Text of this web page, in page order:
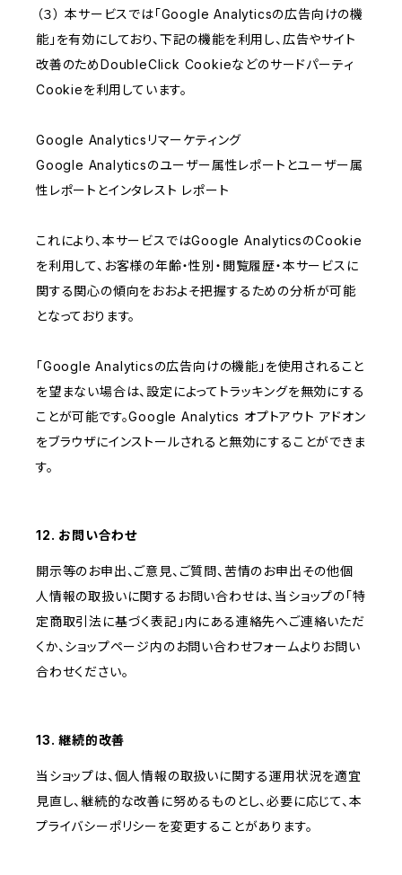
（３） 本サービスでは「Google Analyticsの広告向けの機
能」を有効にしており、下記の機能を利用し、広告やサイト
改善のためDoubleClick Cookieなどのサードパーティ
Cookieを利用しています。
Google Analyticsリマーケティング
Google Analyticsのユーザー属性レポートとユーザー属
性レポートとインタレスト レポート
これにより、本サービスではGoogle AnalyticsのCookie
を利用して、お客様の年齢・性別・閲覧履歴・本サービスに
関する関心の傾向をおおよそ把握するための分析が可能
となっております。
「Google Analyticsの広告向けの機能」を使用されること
を望まない場合は、設定によってトラッキングを無効にする
ことが可能です。Google Analytics オプトアウト アドオン
をブラウザにインストールされると無効にすることができま
す。
12. お問い合わせ
開示等のお申出、ご意見、ご質問、苦情のお申出その他個
人情報の取扱いに関するお問い合わせは、当ショップの「特
定商取引法に基づく表記」内にある連絡先へご連絡いただ
くか、ショップページ内のお問い合わせフォームよりお問い
合わせください。
13. 継続的改善
当ショップは、個人情報の取扱いに関する運用状況を適宜
見直し、継続的な改善に努めるものとし、必要に応じて、本
プライバシーポリシーを変更することがあります。